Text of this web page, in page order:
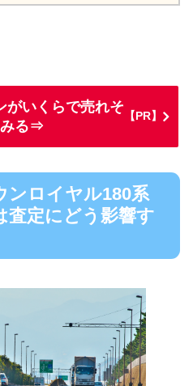
がいくらで売れそ
みる⇒
【PR】
ンロイヤル180系
査定にどう影響す